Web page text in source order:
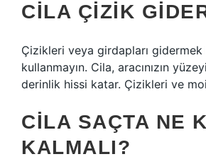
CILA ÇIZIK
Çizikleri veya girdapları
kullanmayın. Cila, aracınızın
derinlik hissi katar. Çizikleri ve
CILA SAÇTA NE
KALMALI?